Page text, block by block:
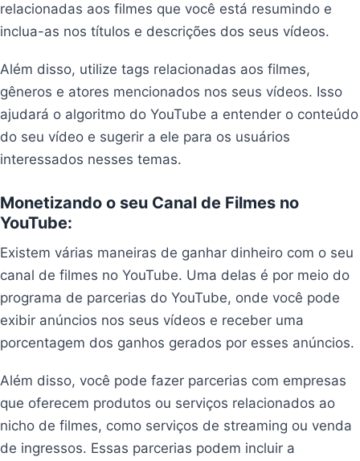
relacionadas aos filmes que você está resumindo e
inclua-as nos títulos e descrições dos seus vídeos.
Além disso, utilize tags relacionadas aos filmes,
gêneros e atores mencionados nos seus vídeos. Isso
ajudará o algoritmo do YouTube a entender o conteúdo
do seu vídeo e sugerir a ele para os usuários
interessados nesses temas.
Monetizando o seu Canal de Filmes no
YouTube:
Existem várias maneiras de ganhar dinheiro com o seu
canal de filmes no YouTube. Uma delas é por meio do
programa de parcerias do YouTube, onde você pode
exibir anúncios nos seus vídeos e receber uma
porcentagem dos ganhos gerados por esses anúncios.
Além disso, você pode fazer parcerias com empresas
que oferecem produtos ou serviços relacionados ao
nicho de filmes, como serviços de streaming ou venda
de ingressos. Essas parcerias podem incluir a